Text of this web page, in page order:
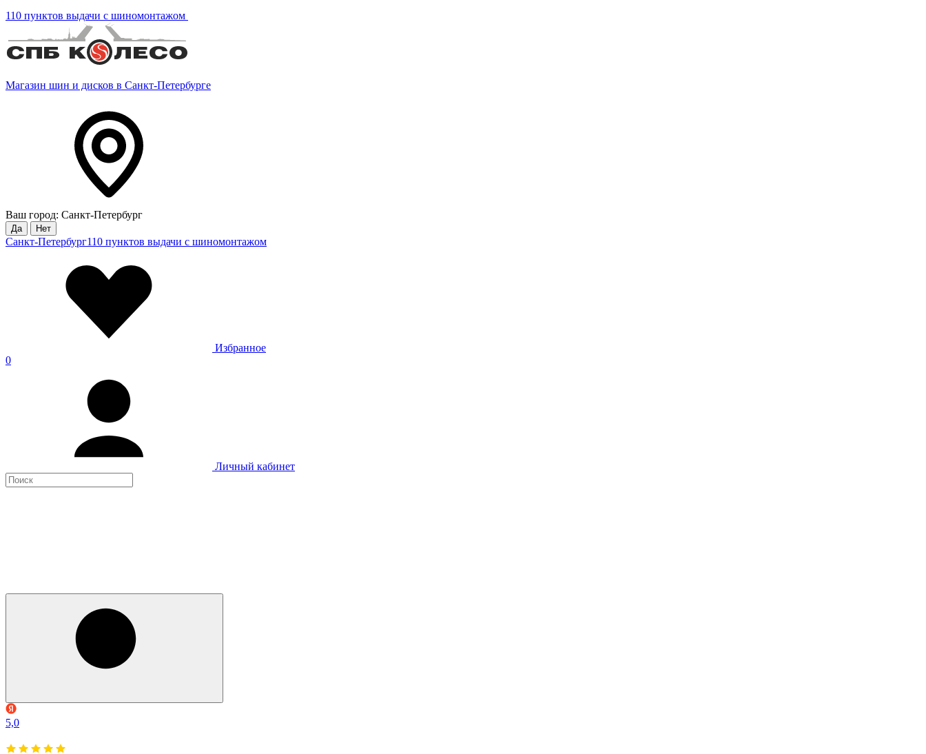
110 пунктов выдачи с шиномонтажом
Магазин шин и дисков в Санкт-Петербурге
Ваш город: Санкт-Петербург
Да Нет
Санкт-Петербург110 пунктов выдачи с шиномонтажом
Избранное
0
Личный кабинет
5,0